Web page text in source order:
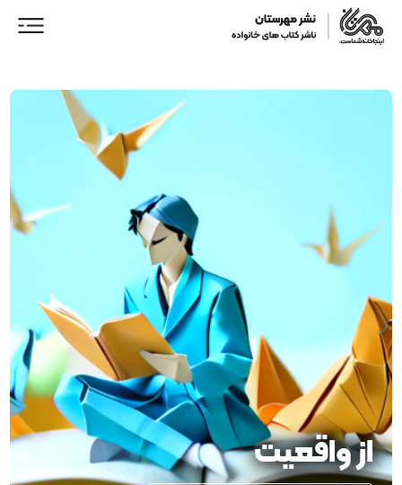
خانه
نمایندگان فروش
همکاری با ما
آشنایی باما
تماس باما
از واقعیت